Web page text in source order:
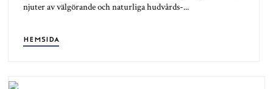
njuter av välgörande och naturliga hudvårds-...
HEMSIDA